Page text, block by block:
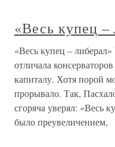
«Весь купец –
«Весь купец –
отличала
капиталу. Хотя порой
прорывало. Так,
сгоряча уверял: «Весь
было преувеличением,